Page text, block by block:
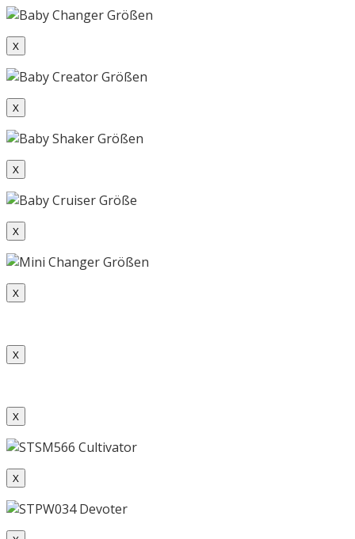
X
X
X
X
X
X
X
X